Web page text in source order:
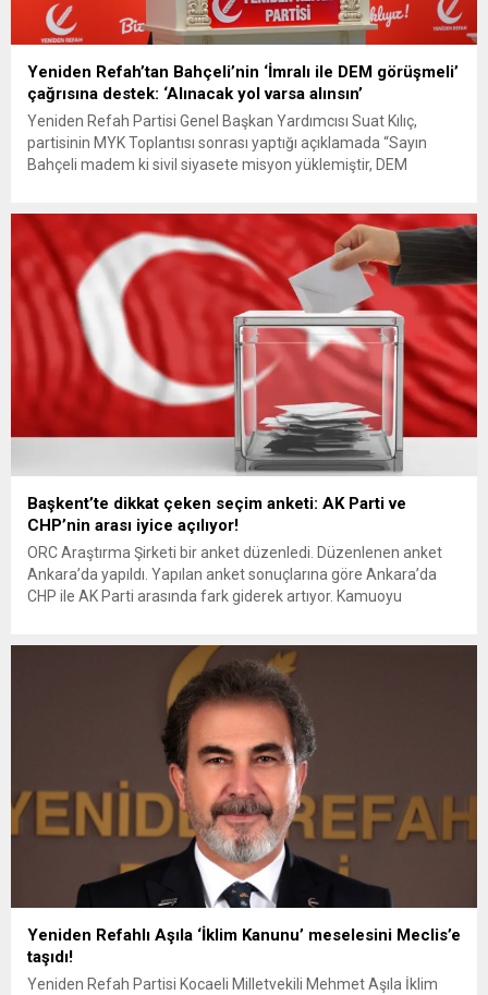
Yeniden Refah’tan Bahçeli’nin ‘İmralı ile DEM görüşmeli’
çağrısına destek: ‘Alınacak yol varsa alınsın’
Yeniden Refah Partisi Genel Başkan Yardımcısı Suat Kılıç,
partisinin MYK Toplantısı sonrası yaptığı açıklamada “Sayın
Bahçeli madem ki sivil siyasete misyon yüklemiştir, DEM
desteği vermelidir. Görüşme sağlansın, her ne mesaj alınacaksa
alınsın. Türkiye bir...
Başkent’te dikkat çeken seçim anketi: AK Parti ve
CHP’nin arası iyice açılıyor!
ORC Araştırma Şirketi bir anket düzenledi. Düzenlenen anket
Ankara’da yapıldı. Yapılan anket sonuçlarına göre Ankara’da
CHP ile AK Parti arasında fark giderek artıyor. Kamuoyu
çalışmalarına tüm hızıyla devam ediyor. ORC Araştırma Şirketi
tarafından Ankara’da yapılan...
Yeniden Refahlı Aşıla ‘İklim Kanunu’ meselesini Meclis’e
taşıdı!
Yeniden Refah Partisi Kocaeli Milletvekili Mehmet Aşıla İklim